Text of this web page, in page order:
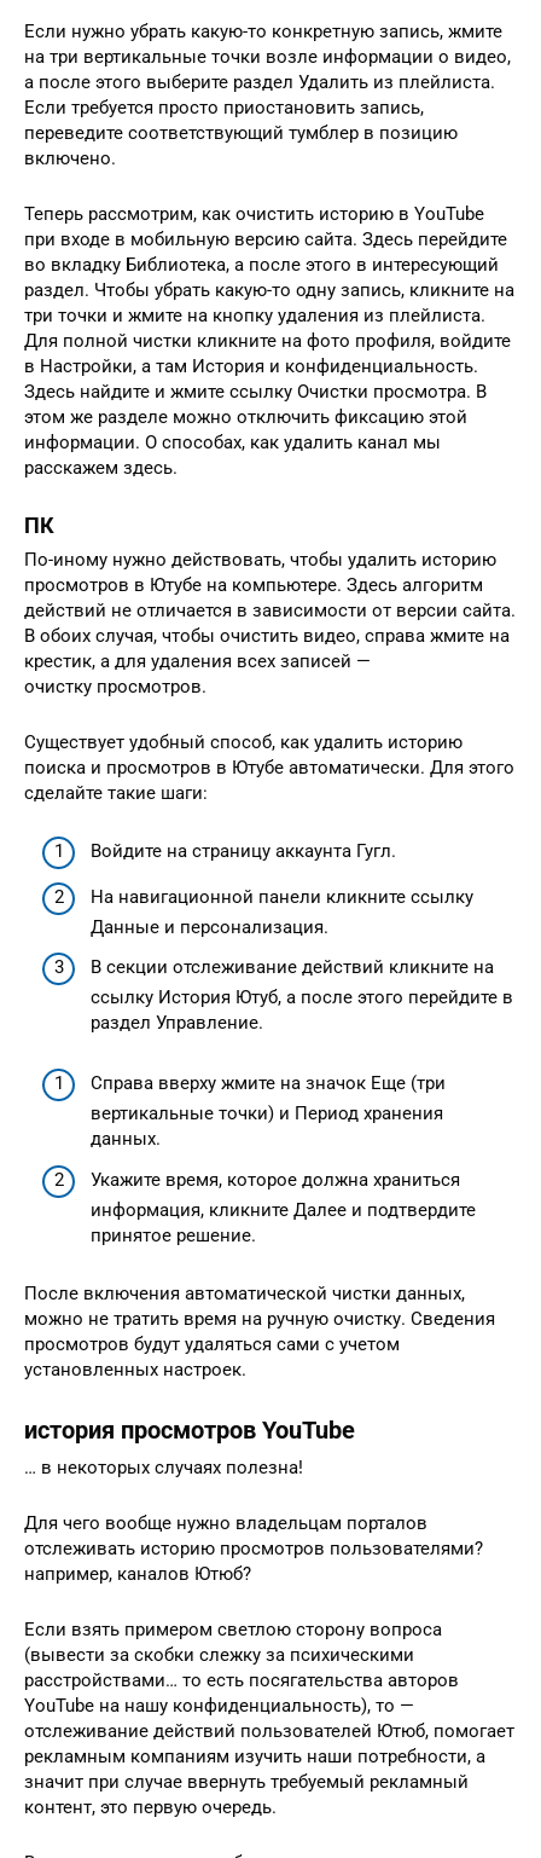
Если нужно убрать какую-то конкретную запись, жмите
на три вертикальные точки возле информации о видео,
а после этого выберите раздел Удалить из плейлиста.
Если требуется просто приостановить запись,
переведите соответствующий тумблер в позицию
включено.
Теперь рассмотрим, как очистить историю в YouTube
при входе в мобильную версию сайта. Здесь перейдите
во вкладку Библиотека, а после этого в интересующий
раздел. Чтобы убрать какую-то одну запись, кликните на
три точки и жмите на кнопку удаления из плейлиста.
Для полной чистки кликните на фото профиля, войдите
в Настройки, а там История и конфиденциальность.
Здесь найдите и жмите ссылку Очистки просмотра. В
этом же разделе можно отключить фиксацию этой
информации. О способах, как удалить канал мы
расскажем здесь.
ПК
По-иному нужно действовать, чтобы удалить историю
просмотров в Ютубе на компьютере. Здесь алгоритм
действий не отличается в зависимости от версии сайта.
В обоих случая, чтобы очистить видео, справа жмите на
крестик, а для удаления всех записей —
очистку просмотров.
Существует удобный способ, как удалить историю
поиска и просмотров в Ютубе автоматически. Для этого
сделайте такие шаги:
Войдите на страницу аккаунта Гугл.
На навигационной панели кликните ссылку
Данные и персонализация.
В секции отслеживание действий кликните на
ссылку История Ютуб, а после этого перейдите в
раздел Управление.
Справа вверху жмите на значок Еще (три
вертикальные точки) и Период хранения
данных.
Укажите время, которое должна храниться
информация, кликните Далее и подтвердите
принятое решение.
После включения автоматической чистки данных,
можно не тратить время на ручную очистку. Сведения
просмотров будут удаляться сами с учетом
установленных настроек.
история просмотров YouTube
… в некоторых случаях полезна!
Для чего вообще нужно владельцам порталов
отслеживать историю просмотров пользователями?
например, каналов Ютюб?
Если взять примером светлою сторону вопроса
(вывести за скобки слежку за психическими
расстройствами… то есть посягательства авторов
YouTube на нашу конфиденциальность), то —
отслеживание действий пользователей Ютюб, помогает
рекламным компаниям изучить наши потребности, а
значит при случае ввернуть требуемый рекламный
контент, это первую очередь.